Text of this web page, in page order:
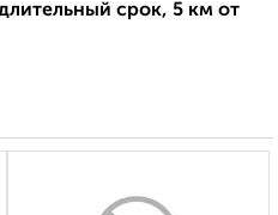
срок, 5 км от